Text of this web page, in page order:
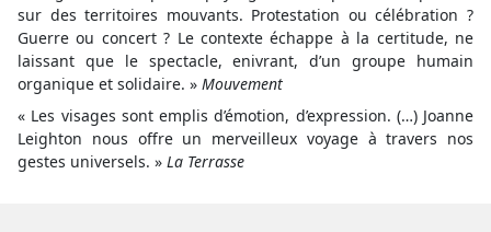
sur des territoires mouvants. Protestation ou célébration ?
Guerre ou concert ? Le contexte échappe à la certitude, ne
laissant que le spectacle, enivrant, d’un groupe humain
organique et solidaire. » Mouvement
« Les visages sont emplis d’émotion, d’expression. (…) Joanne
Leighton nous offre un merveilleux voyage à travers nos
gestes universels. » La Terrasse